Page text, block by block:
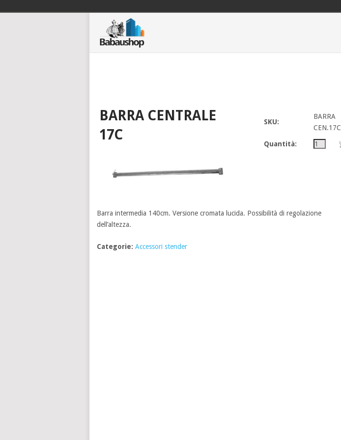
BARRA CENTRALE
17C
SKU:
BARRA
CEN.17C
Quantità:
Barra intermedia 140cm. Versione cromata lucida. Possibilità di regolazione
dell’altezza.
Categorie: Accessori stender